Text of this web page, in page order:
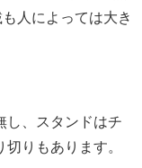
人によっては大き
し、スタンドはチ
りもあります。